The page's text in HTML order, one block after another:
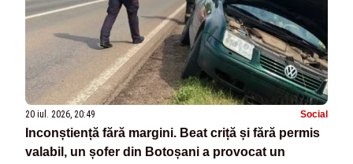
20 iul. 2026, 20:49 Social
Inconștiență fără margini. Beat criță și fără permis
valabil, un șofer din Botoșani a provocat un